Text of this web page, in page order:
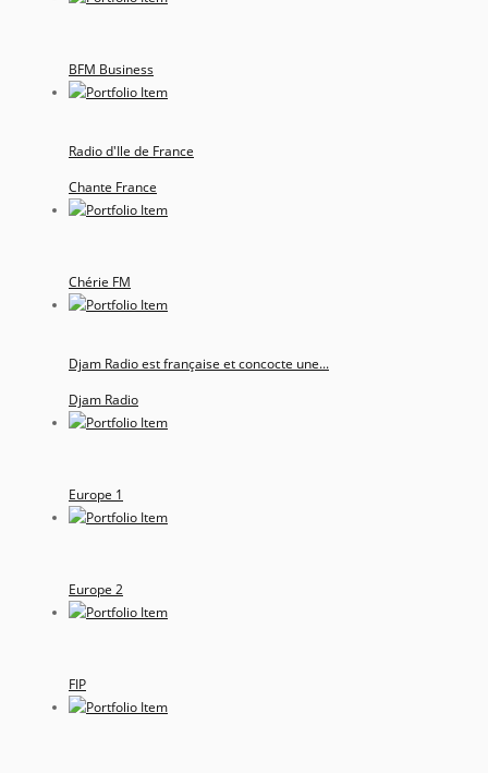
BFM Business
Radio d'Ile de France
Chante France
Chérie FM
Djam Radio est française et concocte une...
Djam Radio
Europe 1
Europe 2
FIP